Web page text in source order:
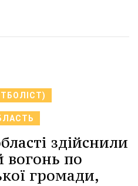
здійснили
вогонь по
громади,